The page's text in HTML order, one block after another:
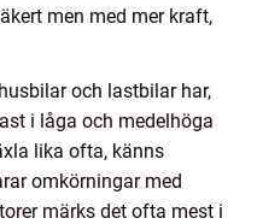
men med mer kraft,
och lastbilar har,
i låga och medelhöga
lika ofta, känns
omkörningar med
märks det ofta mest i